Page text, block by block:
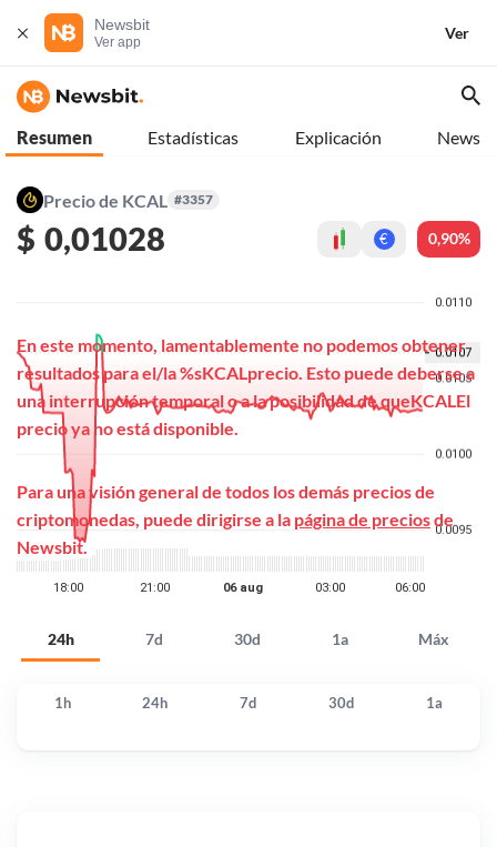
Newsbit
Ver app
Ver
Resumen Estadísticas Explicación News
Precio de KCAL #3357
$ 0,01028 € 0,90%
24h 7d 30d 1a Máx
En este momento, lamentablemente no podemos obtener
resultados para el/la %sKCALprecio. Esto puede deberse a
una interrupción temporal o a la posibilidad de queKCALEl
precio ya no está disponible.
Para una visión general de todos los demás precios de
criptomonedas, puede dirigirse a la página de preciosde
Newsbit.
1h 24h 7d 30d 1a